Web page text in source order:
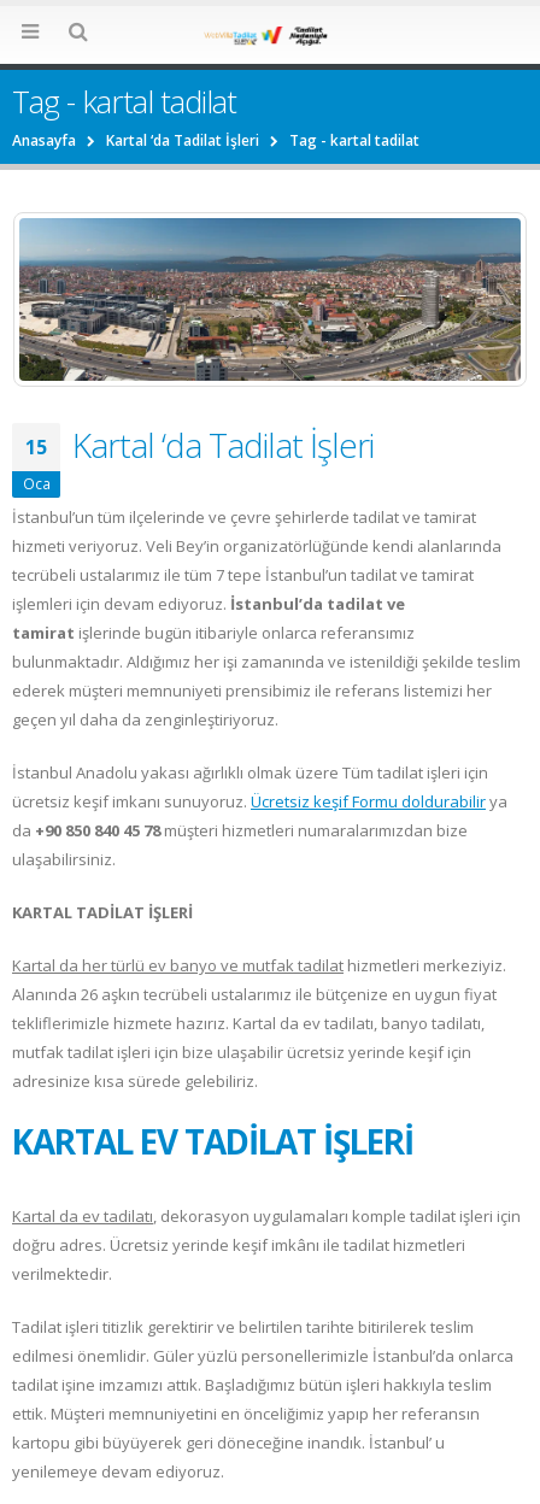
Tag - kartal tadilat
Anasayfa Kartal ‘da Tadilat İşleri Tag - kartal tadilat
15
Oca
Kartal ‘da Tadilat İşleri
İstanbul’un tüm ilçelerinde ve çevre şehirlerde tadilat ve tamirat
hizmeti veriyoruz. Veli Bey’in organizatörlüğünde kendi alanlarında
tecrübeli ustalarımız ile tüm 7 tepe İstanbul’un tadilat ve tamirat
işlemleri için devam ediyoruz. İstanbul’da tadilat ve
tamirat işlerinde bugün itibariyle onlarca referansımız
bulunmaktadır. Aldığımız her işi zamanında ve istenildiği şekilde teslim
ederek müşteri memnuniyeti prensibimiz ile referans listemizi her
geçen yıl daha da zenginleştiriyoruz.
İstanbul Anadolu yakası ağırlıklı olmak üzere Tüm tadilat işleri için
ücretsiz keşif imkanı sunuyoruz. Ücretsiz keşif Formu doldurabilirya
da +90 850 840 45 78müşteri hizmetleri numaralarımızdan bize
ulaşabilirsiniz.
KARTAL TADİLAT İŞLERİ
Kartal da her türlü ev banyo ve mutfak tadilat hizmetleri merkeziyiz.
Alanında 26 aşkın tecrübeli ustalarımız ile bütçenize en uygun fiyat
tekliflerimizle hizmete hazırız. Kartal da ev tadilatı, banyo tadilatı,
mutfak tadilat işleri için bize ulaşabilir ücretsiz yerinde keşif için
adresinize kısa sürede gelebiliriz.
KARTAL EV TADİLAT İŞLERİ
Kartal da ev tadilatı, dekorasyon uygulamaları komple tadilat işleri için
doğru adres. Ücretsiz yerinde keşif imkânı ile tadilat hizmetleri
verilmektedir.
Tadilat işleri titizlik gerektirir ve belirtilen tarihte bitirilerek teslim
edilmesi önemlidir. Güler yüzlü personellerimizle İstanbul’da onlarca
tadilat işine imzamızı attık. Başladığımız bütün işleri hakkıyla teslim
ettik. Müşteri memnuniyetini en önceliğimiz yapıp her referansın
kartopu gibi büyüyerek geri döneceğine inandık. İstanbul’ u
yenilemeye devam ediyoruz.